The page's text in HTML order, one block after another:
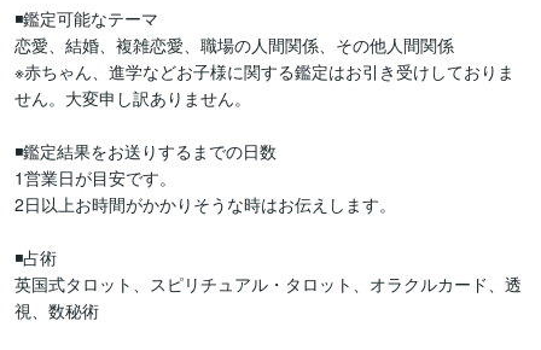
◾️鑑定可能なテーマ
恋愛、結婚、複雑恋愛、職場の人間関係、その他人間関係
※赤ちゃん、進学などお子様に関する鑑定はお引き受けしておりま
せん。大変申し訳ありません。
◾️鑑定結果をお送りするまでの日数
1営業日が目安です。
2日以上お時間がかかりそうな時はお伝えします。
◾️占術
英国式タロット、スピリチュアル・タロット、オラクルカード、透
視、数秘術